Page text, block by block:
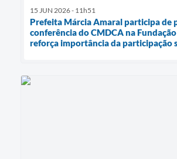
15 JUN 2026 - 11h51
Prefeita Márcia Amaral participa de
conferência do CMDCA na
reforça importância da participação